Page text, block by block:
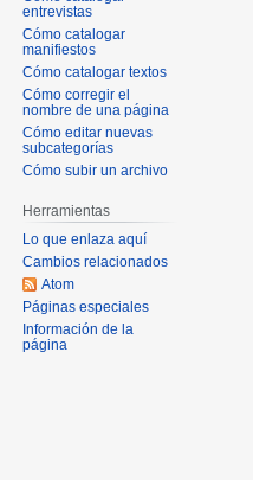
entrevistas
Cómo catalogar
manifiestos
Cómo catalogar textos
Cómo corregir el
nombre de una página
Cómo editar nuevas
subcategorías
Cómo subir un archivo
Herramientas
Lo que enlaza aquí
Cambios relacionados
Atom
Páginas especiales
Información de la
página